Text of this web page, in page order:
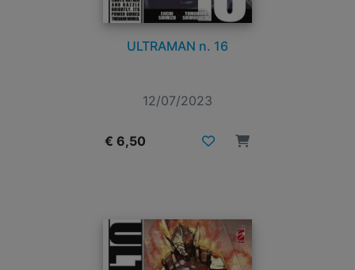
ULTRAMAN n. 16
12/07/2023
€ 6,50